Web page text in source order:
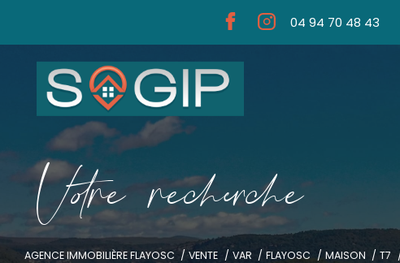
04 94 70 48 43
Vore recece
AGENCE IMMOBILIÈRE FLAYOSC VENTE VAR FLAYOSC MAISON T7